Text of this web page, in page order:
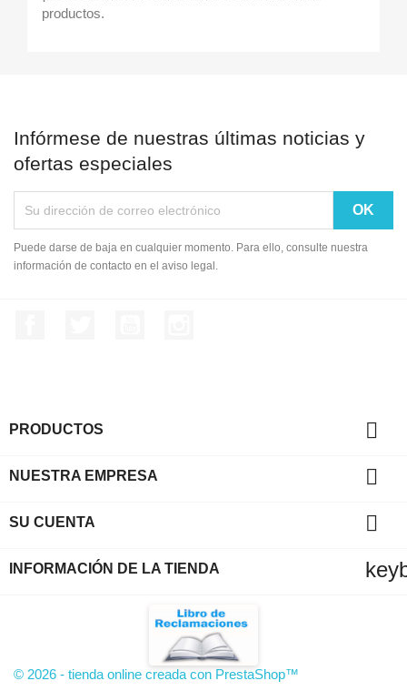
productos.
Infórmese de nuestras últimas noticias y
ofertas especiales
Puede darse de baja en cualquier momento. Para ello, consulte nuestra
información de contacto en el aviso legal.
PRODUCTOS 
NUESTRA EMPRESA 
SU CUENTA 
INFORMACIÓN DE LA TIENDA
© 2026 - tienda online creada con PrestaShop™